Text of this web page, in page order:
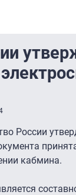
России
кабмина.